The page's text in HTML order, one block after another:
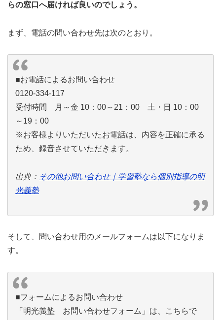
らの窓口へ届ければ良いのでしょう。
まず、電話の問い合わせ先は次のとおり。
■お電話によるお問い合わせ
0120-334-117
受付時間 月～金 10：00～21：00 土・日 10：00
～19：00
※お客様よりいただいたお電話は、内容を正確に承る
ため、録音させていただきます。
出典： その他お問い合わせ｜学習塾なら個別指導の明
光義塾
そして、問い合わせ用のメールフォームは以下になりま
す。
■フォームによるお問い合わせ
「明光義塾 お問い合わせフォーム」は、こちらで